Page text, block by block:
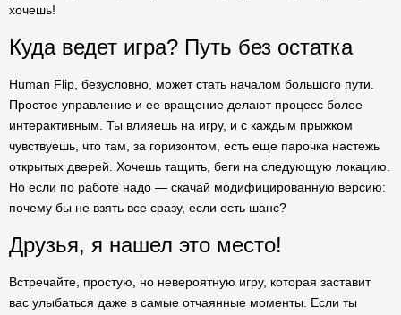
хочешь!
Куда ведет игра? Путь без остатка
Human Flip, безусловно, может стать началом большого пути.
Простое управление и ее вращение делают процесс более
интерактивным. Ты влияешь на игру, и с каждым прыжком
чувствуешь, что там, за горизонтом, есть еще парочка настежь
открытых дверей. Хочешь тащить, беги на следующую локацию.
Но если по работе надо — скачай модифицированную версию:
почему бы не взять все сразу, если есть шанс?
Друзья, я нашел это место!
Встречайте, простую, но невероятную игру, которая заставит
вас улыбаться даже в самые отчаянные моменты. Если ты